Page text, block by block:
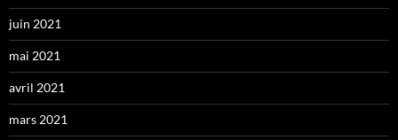
juin 2021
mai 2021
avril 2021
mars 2021